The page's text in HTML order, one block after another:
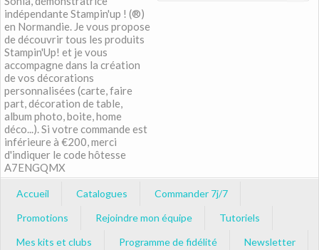
indépendante Stampin'up ! (®)
en Normandie. Je vous propose
de découvrir tous les produits
Stampin'Up! et je vous
accompagne dans la création
de vos décorations
personnalisées (carte, faire
part, décoration de table,
album photo, boite, home
déco...). Si votre commande est
inférieure à €200, merci
d'indiquer le code hôtesse
A7ENGQMX
Accueil Catalogues
Commander 7j/7
Promotions
Rejoindre mon équipe
Tutoriels
Mes kits et clubs
Programme de fidélité
Newsletter